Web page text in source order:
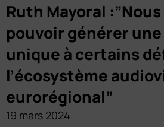
Ruth Mayoral
pouvoir générer
unique à certains
l’écosystème
eurorégional”
19 mars 2024